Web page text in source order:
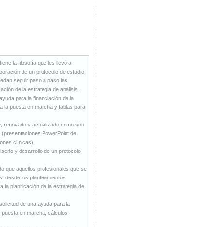
la filosofía que les llevó a
de un protocolo de estudio,
seguir paso a paso las
de la estrategia de análisis.
para la financiación de la
la puesta en marcha y tablas para
renovado y actualizado como son
PowerPoint de
clínicas).
y desarrollo de un protocolo
que aquellos profesionales que se
desde los planteamientos
la planificación de la estrategia de
de una ayuda para la
en marcha, cálculos